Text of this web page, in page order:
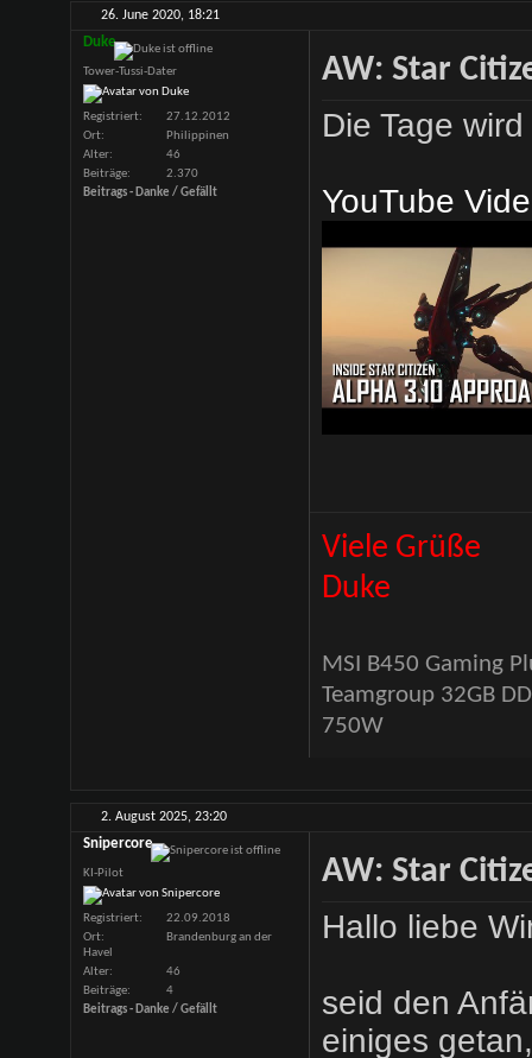
26. June 2020, 18:21
Duke
Tower-Tussi-Dater
Registriert
27.12.2012
Ort
Philippinen
Alter
46
Beiträge
2.370
Beitrags - Danke / Gefällt
AW: Star
Die Tage
YouTube
Viele Grüße
Duke
MSI B450 Gaming
Teamgroup 32GB
750W
2. August 2025, 23:20
Snipercore
KI-Pilot
Registriert
22.09.2018
Ort
Brandenburg an der
Havel
Alter
46
Beiträge
4
Beitrags - Danke / Gefällt
AW: Star
Hallo liebe
seid den
einiges